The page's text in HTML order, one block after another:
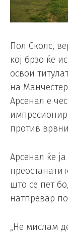
Пол Сколс,
кој брзо ќе
освои
на
Арсенал е
против
Арсенал ќе
што се пет
натпревар
„Не мислам